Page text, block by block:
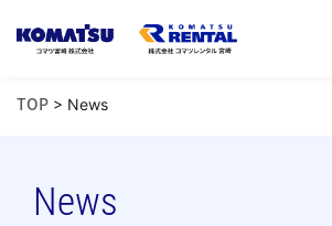
TOP
商品情報
TOP > News
News